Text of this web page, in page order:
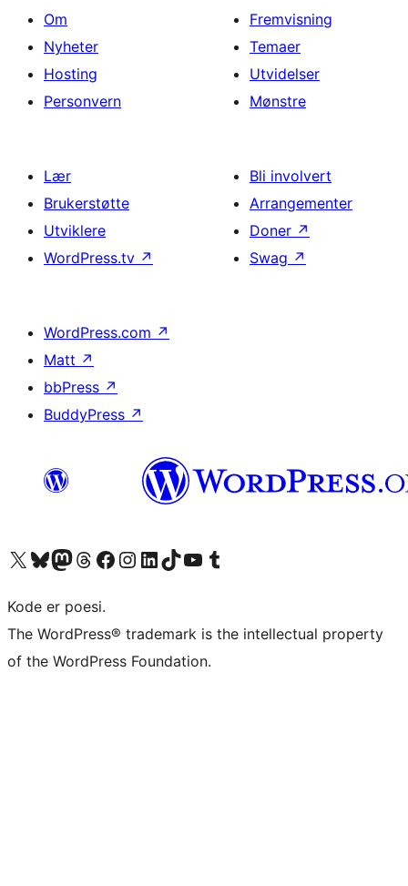
Om
Nyheter
Hosting
Personvern
Fremvisning
Temaer
Utvidelser
Mønstre
Lær
Brukerstøtte
Utviklere
WordPress.tv ↗
Bli involvert
Arrangementer
Doner ↗
Swag ↗
WordPress.com ↗
Matt ↗
bbPress ↗
BuddyPress ↗
Besøk vår konto på X Visit our Bluesky account
Besøk vår Mastodon-konto
Visit our Threads account
Besøk vår Facebook-sideBesøk vår Instagram-konto
Besøk vår LinkedIn-konto
Visit our TikTok account
Visit our YouTube channel
Visit our Tumblr account
Kode er poesi.
The WordPress® trademark is the intellectual property
of the WordPress Foundation.